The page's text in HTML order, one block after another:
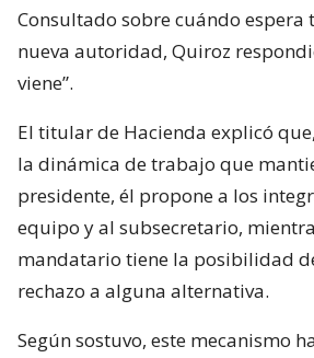
Consultado sobre cuándo espera
nueva autoridad, Quiroz
viene”.
El titular de Hacienda explicó
la dinámica de trabajo que
presidente, él propone a los
equipo y al subsecretario,
mandatario tiene la posibilidad
rechazo a alguna alternativa.
Según sostuvo, este mecanismo